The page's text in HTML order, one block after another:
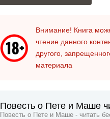
Внимание! Книга
чтение данного
другого,
материала
Повесть о Пете и Маше
Повесть о Пете и Маше - читать